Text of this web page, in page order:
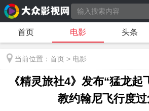
首页 电影 头条
当前位置： 首页 > 电影
《精灵旅社4》发布“猛龙起
教约翰尼飞行度